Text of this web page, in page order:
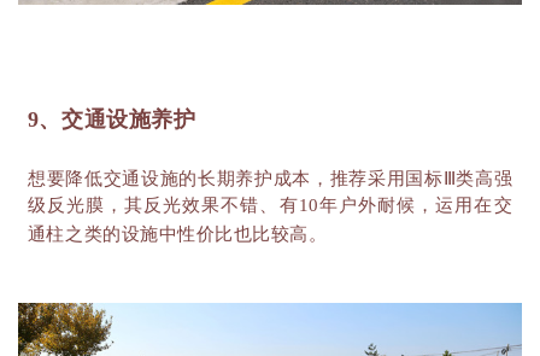
9、交通设施养护
想要降低交通设施的长期养护成本，推荐采用国标 Ⅲ类高强
级反光膜，其反光效果不错、有10年户外耐候，运用在交
通柱之类的设施中性价比也比较高。